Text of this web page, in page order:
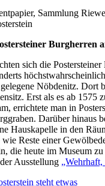
Sammlung
Burgherren
sich die
Nöbdenitz. Dort
Erst als es ab 1575
errichtete man in
Darüber hinaus
Hauskapelle in den
Reste einer
die heute im Museum
Ausstellung